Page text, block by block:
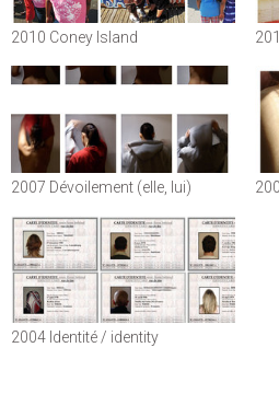
2010 Coney Island
2007 Dévoilement (elle, lui)
2004 Identité / identity